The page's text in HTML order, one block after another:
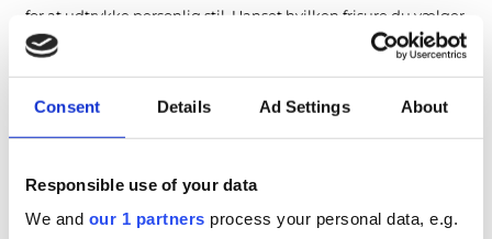
Consent Details Ad Settings About
Responsible use of your data
We and our 1 partners process your personal data, e.g.
for at udtrykke personlig stil. Uanset hvilken frisure du vælger,
hjælper den rigtige pasform og styling med at skabe et look,